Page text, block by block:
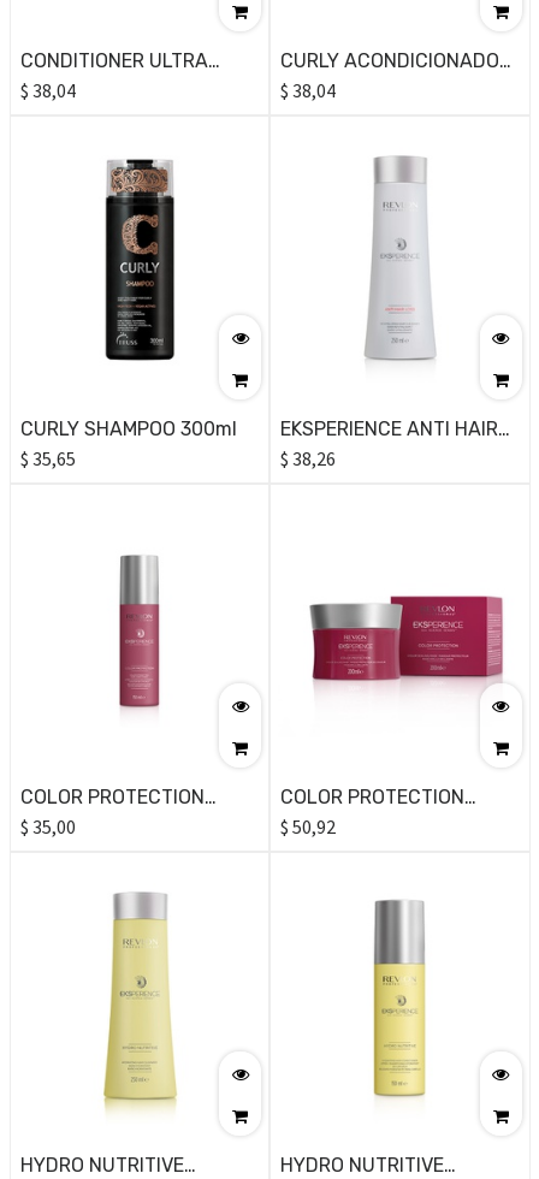
CONDITIONER ULTRA
HYDRATION 300 ML
$ 38,04
CURLY ACONDICIONADOR
300ml
$ 38,04
CURLY SHAMPOO 300ml
$ 35,65
EKSPERIENCE ANTI HAIR
LOSS REVITALIZING HAIR
$ 38,26
COLOR PROTECTION
CONDITIONING 250ML
$ 35,00
COLOR PROTECTION
MASK 200ML
$ 50,92
HYDRO NUTRITIVE
HYDRO NUTRITIVE